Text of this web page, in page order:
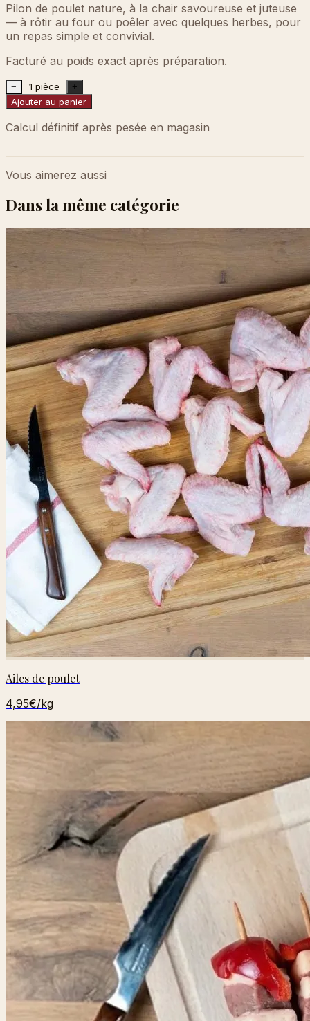
Pilon de poulet nature, à la chair savoureuse et juteuse
— à rôtir au four ou poêler avec quelques herbes, pour
un repas simple et convivial.
Facturé au poids exact après préparation.
− 1 pièce +
Ajouter au panier
Calcul définitif après pesée en magasin
Vous aimerez aussi
Dans la même catégorie
Ailes de poulet
4,95€/kg